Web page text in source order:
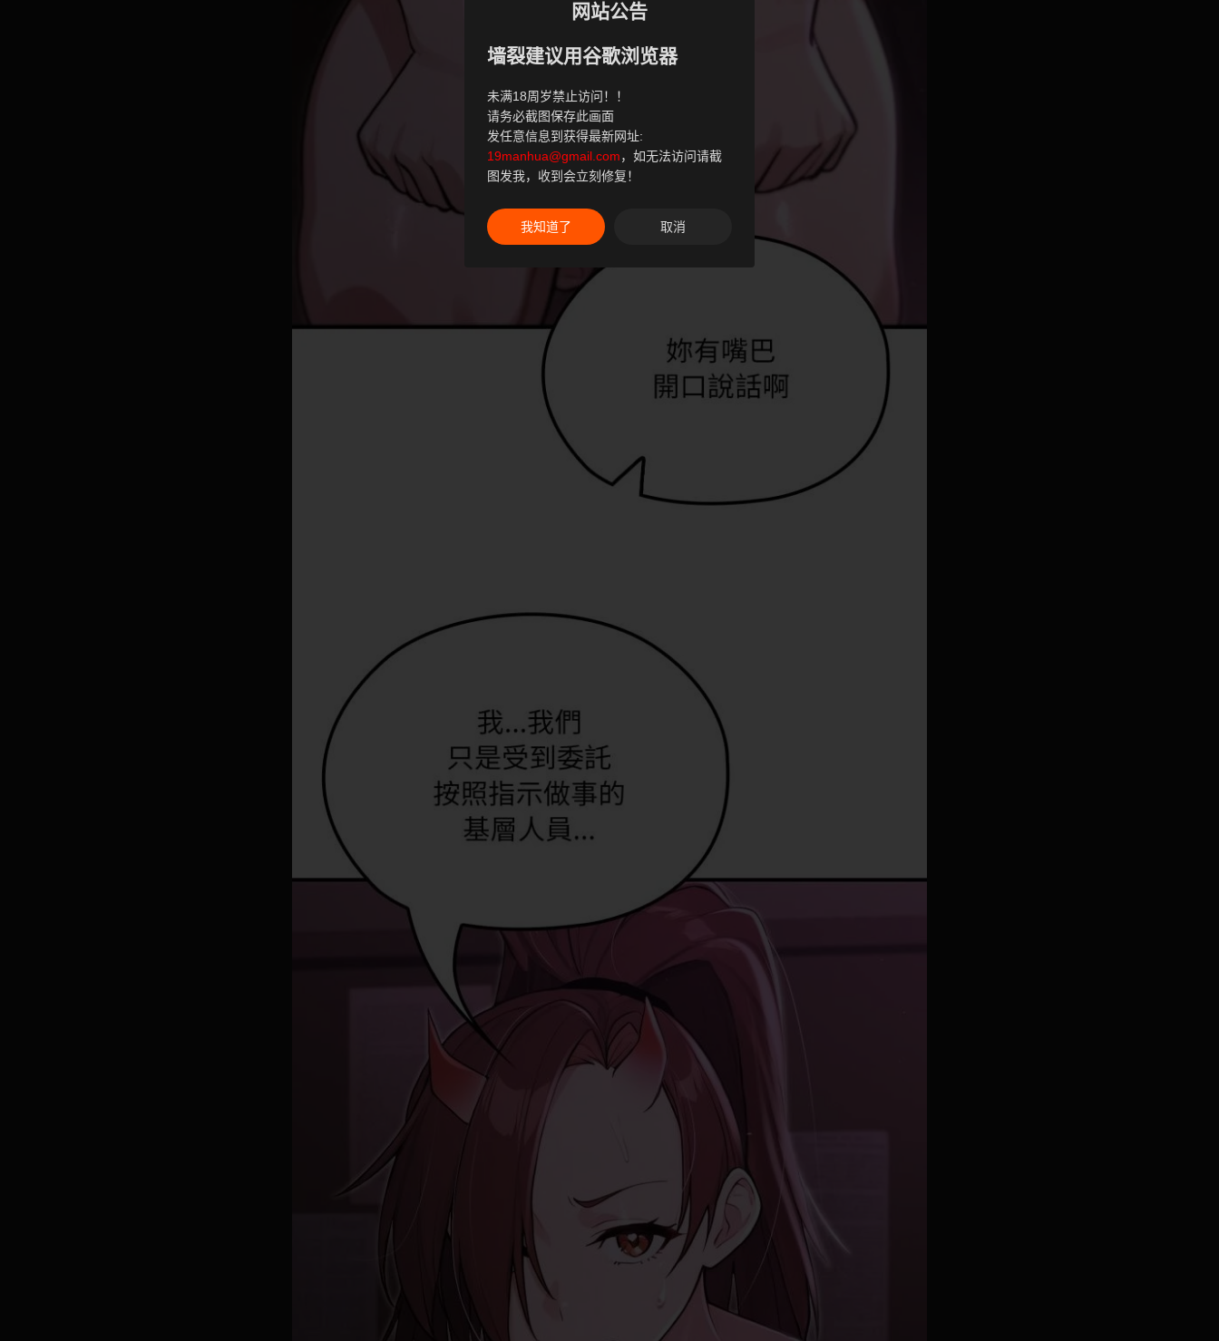
网站公告
墙裂建议用谷歌浏览器
未满18周岁禁止访问！！
请务必截图保存此画面
发任意信息到获得最新网址:
19manhua@gmail.com，如无法访问请截
图发我，收到会立刻修复！
我知道了 取消